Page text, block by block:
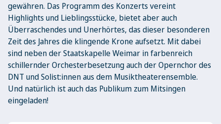
gewähren. Das Programm des Konzerts vereint
Highlights und Lieblingsstücke, bietet aber auch
Überraschendes und Unerhörtes, das dieser besonderen
Zeit des Jahres die klingende Krone aufsetzt. Mit dabei
sind neben der Staatskapelle Weimar in farbenreich
schillernder Orchesterbesetzung auch der Opernchor des
DNT und Solist:innen aus dem Musiktheaterensemble.
Und natürlich ist auch das Publikum zum Mitsingen
eingeladen!